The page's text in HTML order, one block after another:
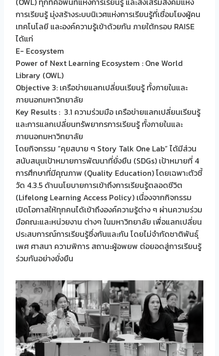
การเรียนรู้ มุ่งสร้างระบบนิเวศแห่งการเรียนรู้ที่เชื่อมโยงผู้คน
เทคโนโลยี และองค์ความรู้เข้าด้วยกัน ภายใต้กรอบ RAISE
ได้แก่
E- Ecosystem
Power of Next Learning Ecosystem : One World
Library (OWL)
Objective 3: เครือข่ายแลกเปลี่ยนเรียนรู้ ทั้งภายในและ
ภายนอกมหาวิทยาลัย
Key Results : 3.1 ความร่วมมือ เครือข่ายแลกเปลี่ยนเรียนรู้
และการแลกเปลี่ยนทรัพยากรการเรียนรู้ ทั้งภายในและ
ภายนอกมหาวิทยาลัย
โดยกิจกรรม “คุยสบาย ๆ Story Talk One Lab” ได้มีส่วน
สนับสนุนเป้าหมายการพัฒนาที่ยั่งยืน (SDGs) เป้าหมายที่ 4
การศึกษาที่มีคุณภาพ (Quality Education) โดยเฉพาะตัวชี้
วัด 4.3.5 ด้านนโยบายการเข้าถึงการเรียนรู้ตลอดชีวิต
(Lifelong Learning Access Policy) เนื่องจากกิจกรรม
เปิดโอกาสให้ทุกคนได้เข้าถึงองค์ความรู้ต่าง ๆ ผ่านความร่วม
มือคณะและหน่วยงาน ต่างๆ ในมหาวิทยาลัย เพื่อแลกเปลี่ยน
ประสบการณ์การเรียนรู้ซึ่งกันและกัน โดยไม่จำกัดชาติพันธุ์
เพศ ศาสนา ความพิการ สถานะผู้อพยพ ต่อยอดสู่การเรียนรู้
ร่วมกันอย่างยั่งยืน